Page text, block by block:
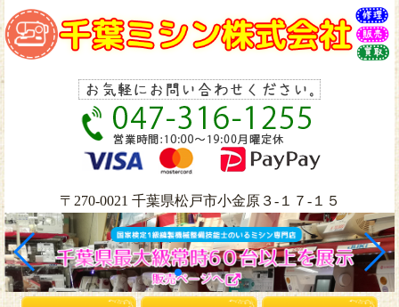
〒270-0021 千葉県松戸市小金原３-１７-１５